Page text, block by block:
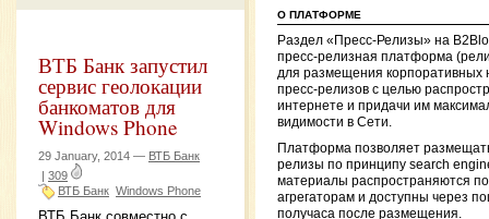
ВТБ Банк запустил
сервис геолокации
банкоматов для
Windows Phone
29 January, 2014 — ВТБ Банк
| 309
ВТБ Банк Windows Phone
О ПЛАТФОРМЕ
Раздел «Пресс-Релизы» на
пресс-релизная платформа
для размещения корпоративных
пресс-релизов с целью
интернете и придачи им
видимости в Сети.
Платформа позволяет
релизы по принципу search
материалы распространяются
агрегаторам и доступны через
получаса после размещения.